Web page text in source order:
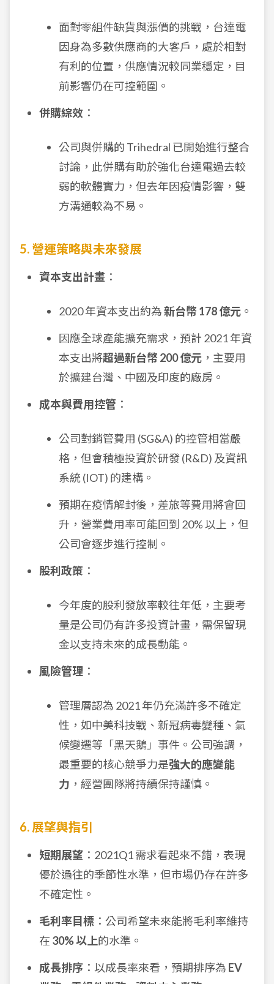
面對零組件缺貨與漲價的挑戰，台達電
因身為多數供應商的大客戶，處於相對
有利的位置，供應情況較同業穩定，目
前影響仍在可控範圍。
併購綜效 ：
公司與併購的 Trihedral 已開始進行整合
討論，此併購有助於強化台達電過去較
弱的軟體實力，但去年因疫情影響，雙
方溝通較為不易。
5. 營運策略與未來發展
資本支出計畫 ：
2020 年資本支出約為新台幣 178 億元 。
因應全球產能擴充需求，預計 2021 年資
本支出將超過新台幣 200 億元 ，主要用
於擴建台灣、中國及印度的廠房。
成本與費用控管 ：
公司對銷管費用 (SG&A) 的控管相當嚴
格，但會積極投資於研發 (R&D) 及資訊
系統 (IOT) 的建構。
預期在疫情解封後，差旅等費用將會回
升，營業費用率可能回到 20% 以上，但
公司會逐步進行控制。
股利政策 ：
今年度的股利發放率較往年低，主要考
量是公司仍有許多投資計畫，需保留現
金以支持未來的成長動能。
風險管理 ：
管理層認為 2021 年仍充滿許多不確定
性，如中美科技戰、新冠病毒變種、氣
候變遷等「黑天鵝」事件。公司強調，
最重要的核心競爭力是強大的應變能
力 ，經營團隊將持續保持謹慎。
6. 展望與指引
短期展望 ：2021Q1 需求看起來不錯，表現
優於過往的季節性水準，但市場仍存在許多
不確定性。
毛利率目標 ：公司希望未來能將毛利率維持
在 30% 以上的水準。
成長排序 ：以成長率來看，預期排序為 EV